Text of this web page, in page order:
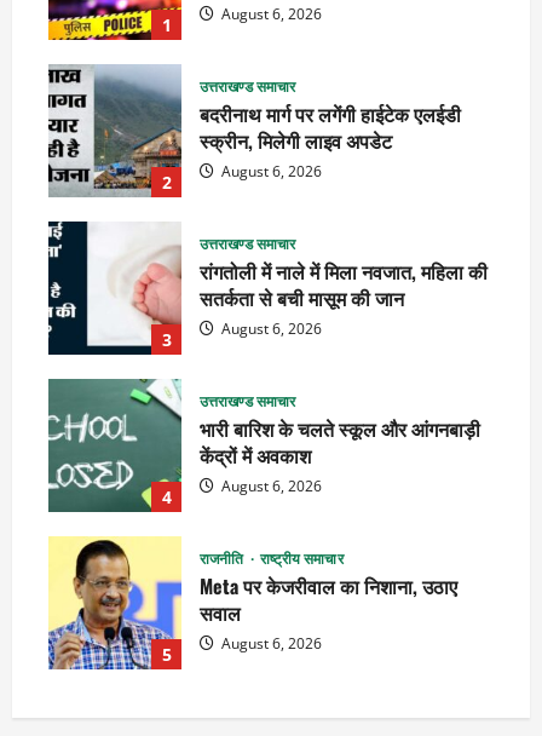
1 August 6, 2026
2
उत्तराखण्ड समाचार
बदरीनाथ मार्ग पर लगेंगी हाईटेक एलईडी
स्क्रीन, मिलेगी लाइव अपडेट
August 6, 2026
3
उत्तराखण्ड समाचार
रांगतोली में नाले में मिला नवजात, महिला की
सतर्कता से बची मासूम की जान
August 6, 2026
4
उत्तराखण्ड समाचार
भारी बारिश के चलते स्कूल और आंगनबाड़ी
केंद्रों में अवकाश
August 6, 2026
5
राजनीति राष्ट्रीय समाचार
Meta पर केजरीवाल का निशाना, उठाए
सवाल
August 6, 2026